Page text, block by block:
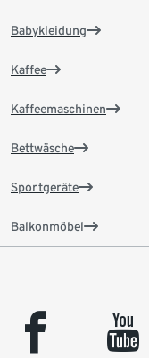
Babykleidung
Kaffee
Kaffeemaschinen
Bettwäsche
Sportgeräte
Balkonmöbel
facebook youtube